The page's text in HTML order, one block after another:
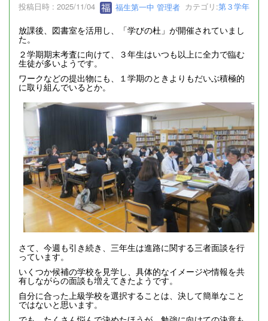
投稿日時 : 2025/11/04 福生第一中 管理者 カテゴリ:第３学年
放課後、図書室を活用し、「学びの杜」が開催されていまし
た。
２学期期末考査に向けて、３年生はいつも以上に全力で臨む
生徒が多いようです。
ワークなどの提出物にも、１学期のときよりもだいぶ積極的
に取り組んでいるとか。
さて、今週も引き続き、三年生は進路に関する三者面談を行
っています。
いくつか候補の学校を見学し、具体的なイメージや情報を共
有しながらの面談も増えてきたようです。
自分に合った上級学校を選択することは、決して簡単なこと
ではないと思います。